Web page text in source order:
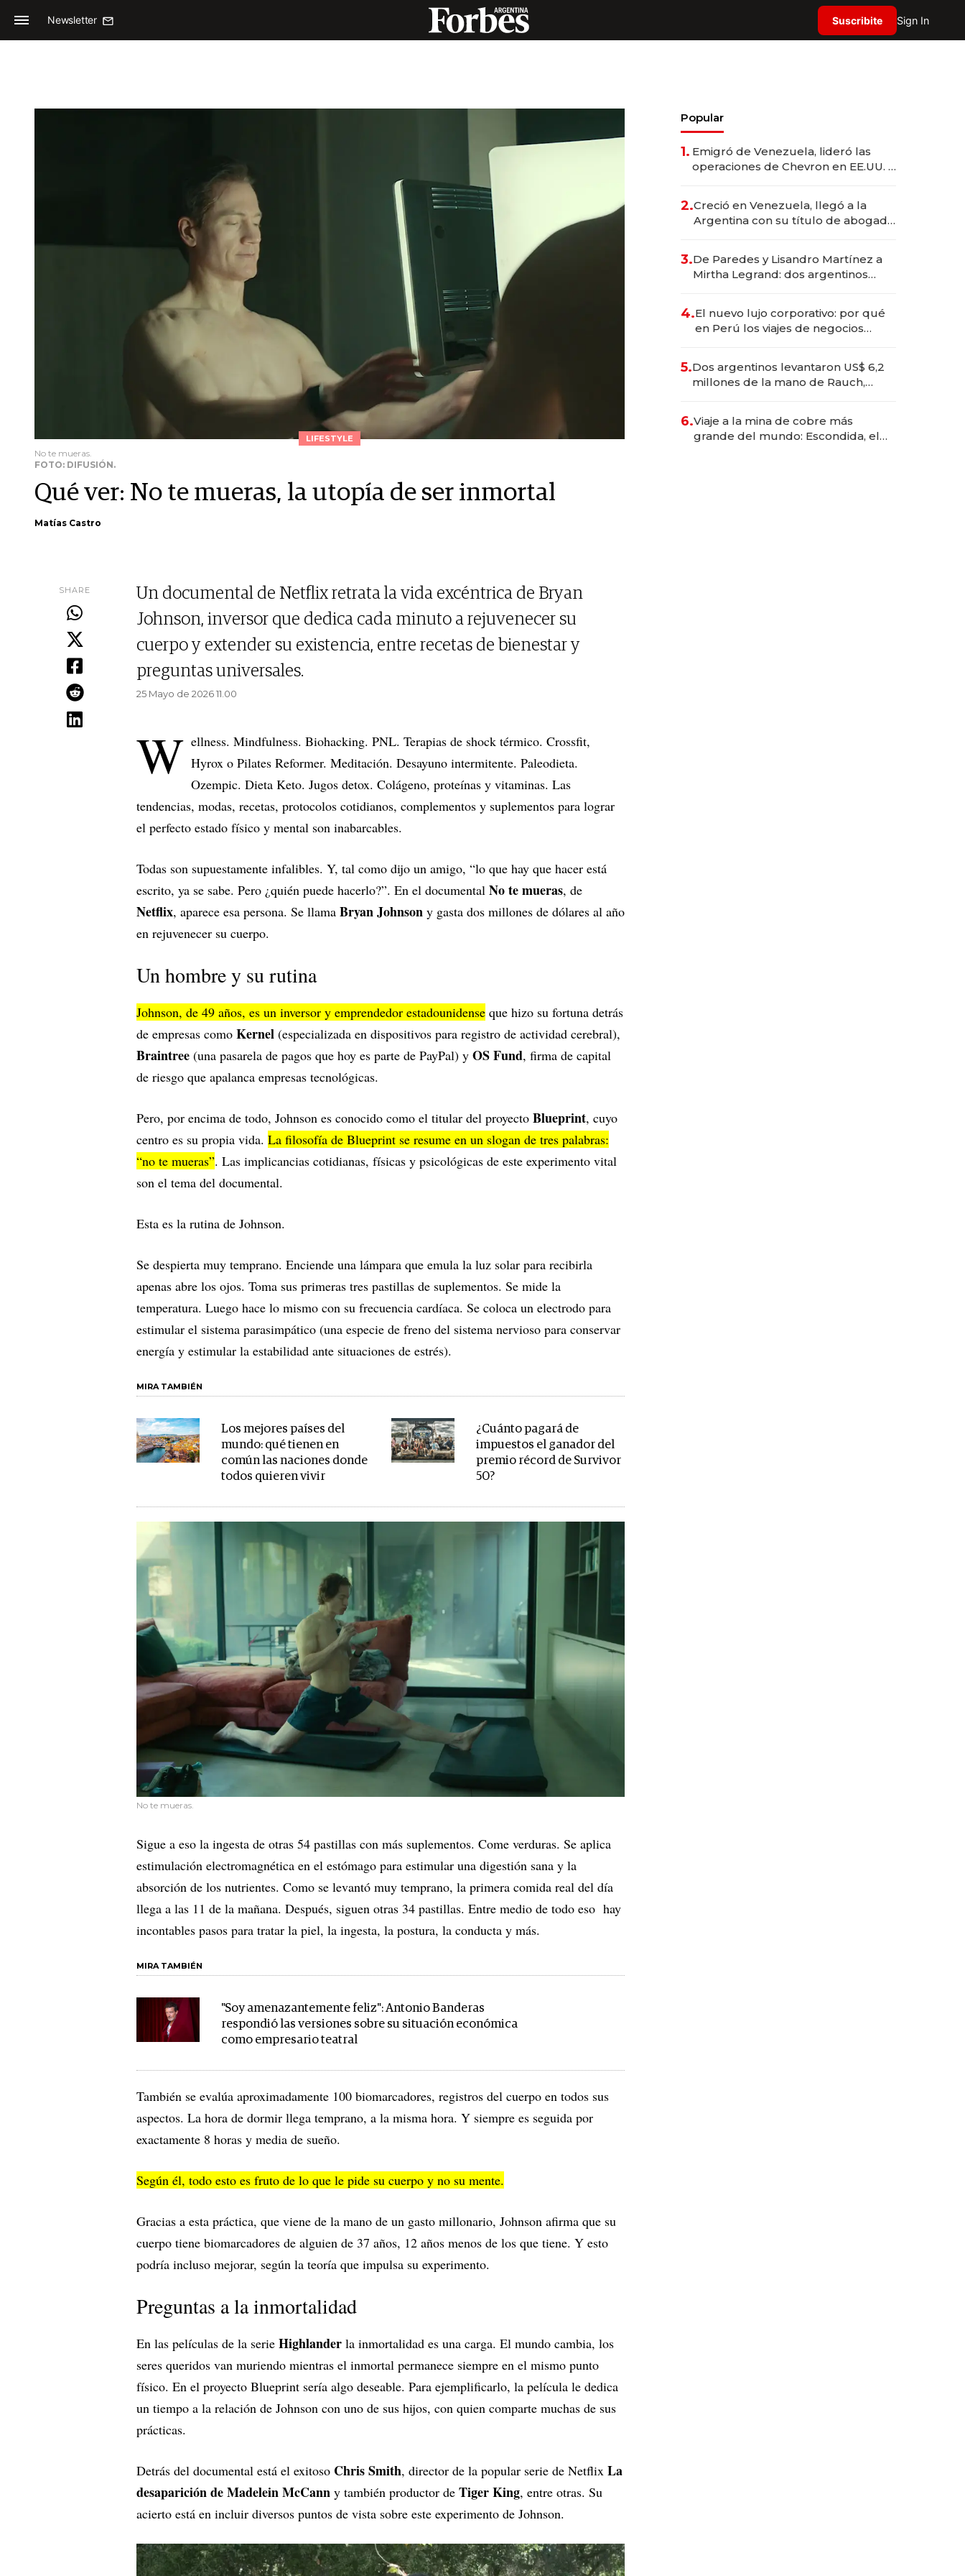
Newsletter Suscribite Sign In
LIFESTYLE
No te mueras.
FOTO: DIFUSIÓN.
Qué ver: No te mueras, la utopía de ser inmortal
Matías Castro
SHARE
Un documental de Netflix retrata la vida excéntrica de Bryan
Johnson, inversor que dedica cada minuto a rejuvenecer su
cuerpo y extender su existencia, entre recetas de bienestar y
preguntas universales.
25 Mayo de 2026 11.00
W ellness. Mindfulness. Biohacking. PNL. Terapias de shock térmico. Crossfit,
Hyrox o Pilates Reformer. Meditación. Desayuno intermitente. Paleodieta.
Ozempic. Dieta Keto. Jugos detox. Colágeno, proteínas y vitaminas. Las
tendencias, modas, recetas, protocolos cotidianos, complementos y suplementos para lograr
el perfecto estado físico y mental son inabarcables.
Todas son supuestamente infalibles. Y, tal como dijo un amigo, “lo que hay que hacer está
escrito, ya se sabe. Pero ¿quién puede hacerlo?”. En el documental No te mueras, de
Netflix, aparece esa persona. Se llama Bryan Johnson y gasta dos millones de dólares al año
en rejuvenecer su cuerpo.
Un hombre y su rutina
Johnson, de 49 años, es un inversor y emprendedor estadounidense que hizo su fortuna detrás
de empresas como Kernel (especializada en dispositivos para registro de actividad cerebral),
Braintree (una pasarela de pagos que hoy es parte de PayPal) y OS Fund, firma de capital
de riesgo que apalanca empresas tecnológicas.
Pero, por encima de todo, Johnson es conocido como el titular del proyecto Blueprint, cuyo
centro es su propia vida. La filosofía de Blueprint se resume en un slogan de tres palabras:
“no te mueras”. Las implicancias cotidianas, físicas y psicológicas de este experimento vital
son el tema del documental.
Esta es la rutina de Johnson.
Se despierta muy temprano. Enciende una lámpara que emula la luz solar para recibirla
apenas abre los ojos. Toma sus primeras tres pastillas de suplementos. Se mide la
temperatura. Luego hace lo mismo con su frecuencia cardíaca. Se coloca un electrodo para
estimular el sistema parasimpático (una especie de freno del sistema nervioso para conservar
energía y estimular la estabilidad ante situaciones de estrés).
MIRA TAMBIÉN
Los mejores países del
mundo: qué tienen en
común las naciones donde
todos quieren vivir
¿Cuánto pagará de
impuestos el ganador del
premio récord de Survivor
50?
No te mueras.
Sigue a eso la ingesta de otras 54 pastillas con más suplementos. Come verduras. Se aplica
estimulación electromagnética en el estómago para estimular una digestión sana y la
absorción de los nutrientes. Como se levantó muy temprano, la primera comida real del día
llega a las 11 de la mañana. Después, siguen otras 34 pastillas. Entre medio de todo eso hay
incontables pasos para tratar la piel, la ingesta, la postura, la conducta y más.
MIRA TAMBIÉN
"Soy amenazantemente feliz": Antonio Banderas
respondió las versiones sobre su situación económica
como empresario teatral
También se evalúa aproximadamente 100 biomarcadores, registros del cuerpo en todos sus
aspectos. La hora de dormir llega temprano, a la misma hora. Y siempre es seguida por
exactamente 8 horas y media de sueño.
Según él, todo esto es fruto de lo que le pide su cuerpo y no su mente.
Gracias a esta práctica, que viene de la mano de un gasto millonario, Johnson afirma que su
cuerpo tiene biomarcadores de alguien de 37 años, 12 años menos de los que tiene. Y esto
podría incluso mejorar, según la teoría que impulsa su experimento.
Preguntas a la inmortalidad
En las películas de la serie Highlander la inmortalidad es una carga. El mundo cambia, los
seres queridos van muriendo mientras el inmortal permanece siempre en el mismo punto
físico. En el proyecto Blueprint sería algo deseable. Para ejemplificarlo, la película le dedica
un tiempo a la relación de Johnson con uno de sus hijos, con quien comparte muchas de sus
prácticas.
Detrás del documental está el exitoso Chris Smith, director de la popular serie de Netflix La
desaparición de Madelein McCann y también productor de Tiger King, entre otras. Su
acierto está en incluir diversos puntos de vista sobre este experimento de Johnson.
Popular
1. Emigró de Venezuela, lideró las
operaciones de Chevron en EE.UU. y
2.Creció en Venezuela, llegó a la
Argentina con su título de abogado
marcas "fast premium"
3.De Paredes y Lisandro Martínez a
Mirtha Legrand: dos argentinos
4.El nuevo lujo corporativo: por qué
en Perú los viajes de negocios
transformadoras
5.Dos argentinos levantaron US$ 6,2
millones de la mano de Rauch,
6.Viaje a la mina de cobre más
grande del mundo: Escondida, el